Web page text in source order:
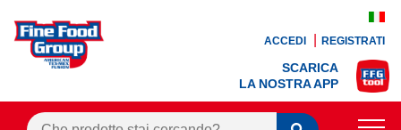
ACCEDI REGISTRATI
SCARICA
LA NOSTRA APP